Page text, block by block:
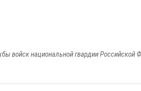
войск национальной гвардии Российской